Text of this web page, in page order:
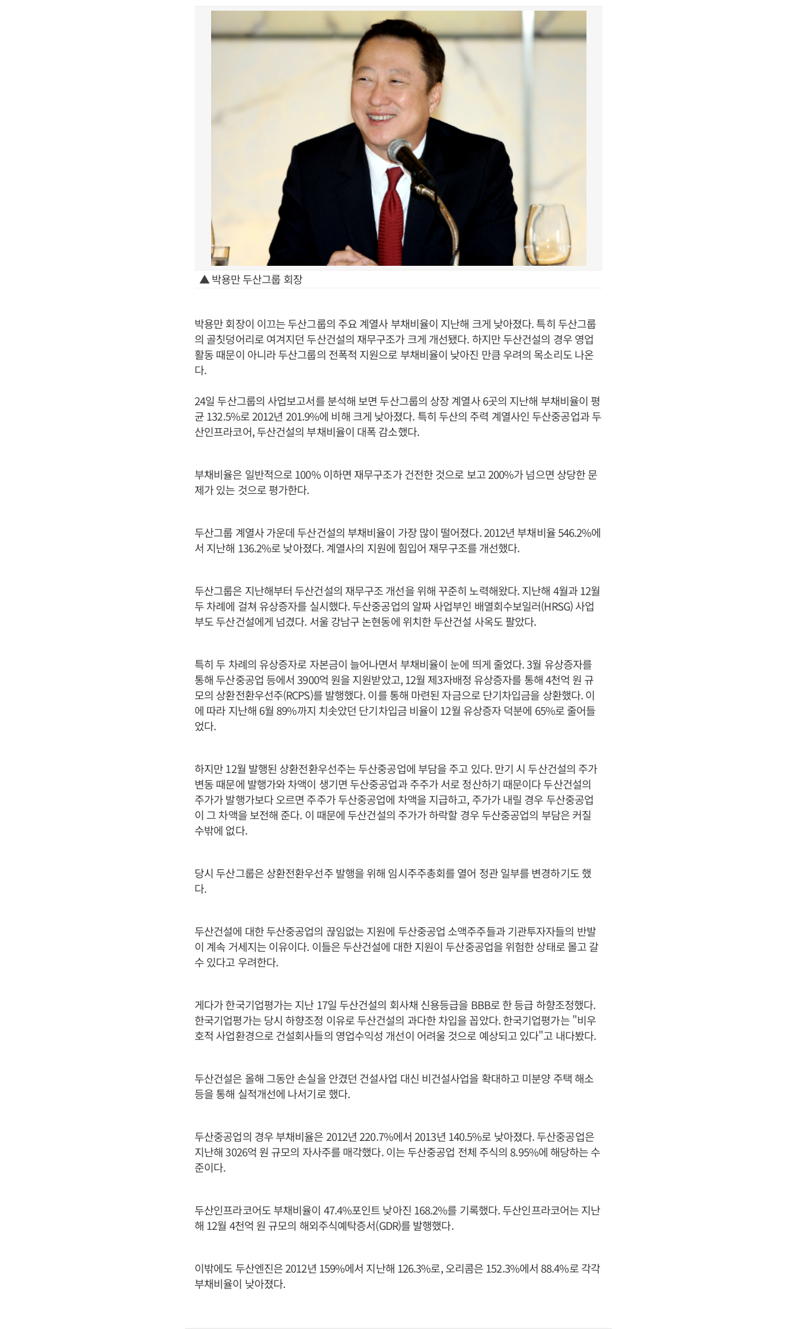
▲ 박용만 두산그룹 회장
박용만 회장이 이끄는 두산그룹의 주요 계열사 부채비율이 지난해 크게 낮아졌다. 특히 두산그룹
의 골칫덩어리로 여겨지던 두산건설의 재무구조가 크게 개선됐다. 하지만 두산건설의 경우 영업
활동 때문이 아니라 두산그룹의 전폭적 지원으로 부채비율이 낮아진 만큼 우려의 목소리도 나온
다.
24일 두산그룹의 사업보고서를 분석해 보면 두산그룹의 상장 계열사 6곳의 지난해 부채비율이 평
균 132.5%로 2012년 201.9%에 비해 크게 낮아졌다. 특히 두산의 주력 계열사인 두산중공업과 두
산인프라코어, 두산건설의 부채비율이 대폭 감소했다.
부채비율은 일반적으로 100% 이하면 재무구조가 건전한 것으로 보고 200%가 넘으면 상당한 문
제가 있는 것으로 평가한다.
두산그룹 계열사 가운데 두산건설의 부채비율이 가장 많이 떨어졌다. 2012년 부채비율 546.2%에
서 지난해 136.2%로 낮아졌다. 계열사의 지원에 힘입어 재무구조를 개선했다.
두산그룹은 지난해부터 두산건설의 재무구조 개선을 위해 꾸준히 노력해왔다. 지난해 4월과 12월
두 차례에 걸쳐 유상증자를 실시했다. 두산중공업의 알짜 사업부인 배열회수보일러(HRSG) 사업
부도 두산건설에게 넘겼다. 서울 강남구 논현동에 위치한 두산건설 사옥도 팔았다.
특히 두 차례의 유상증자로 자본금이 늘어나면서 부채비율이 눈에 띄게 줄었다. 3월 유상증자를
통해 두산중공업 등에서 3900억 원을 지원받았고, 12월 제3자배정 유상증자를 통해 4천억 원 규
모의 상환전환우선주(RCPS)를 발행했다. 이를 통해 마련된 자금으로 단기차입금을 상환했다. 이
에 따라 지난해 6월 89%까지 치솟았던 단기차입금 비율이 12월 유상증자 덕분에 65%로 줄어들
었다.
하지만 12월 발행된 상환전환우선주는 두산중공업에 부담을 주고 있다. 만기 시 두산건설의 주가
변동 때문에 발행가와 차액이 생기면 두산중공업과 주주가 서로 정산하기 때문이다 두산건설의
주가가 발행가보다 오르면 주주가 두산중공업에 차액을 지급하고, 주가가 내릴 경우 두산중공업
이 그 차액을 보전해 준다. 이 때문에 두산건설의 주가가 하락할 경우 두산중공업의 부담은 커질
수밖에 없다.
당시 두산그룹은 상환전환우선주 발행을 위해 임시주주총회를 열어 정관 일부를 변경하기도 했
다.
두산건설에 대한 두산중공업의 끊임없는 지원에 두산중공업 소액주주들과 기관투자자들의 반발
이 계속 거세지는 이유이다. 이들은 두산건설에 대한 지원이 두산중공업을 위험한 상태로 몰고 갈
수 있다고 우려한다.
게다가 한국기업평가는 지난 17일 두산건설의 회사채 신용등급을 BBB로 한 등급 하향조정했다.
한국기업평가는 당시 하향조정 이유로 두산건설의 과다한 차입을 꼽았다. 한국기업평가는 "비우
호적 사업환경으로 건설회사들의 영업수익성 개선이 어려울 것으로 예상되고 있다"고 내다봤다.
두산건설은 올해 그동안 손실을 안겼던 건설사업 대신 비건설사업을 확대하고 미분양 주택 해소
등을 통해 실적개선에 나서기로 했다.
두산중공업의 경우 부채비율은 2012년 220.7%에서 2013년 140.5%로 낮아졌다. 두산중공업은
지난해 3026억 원 규모의 자사주를 매각했다. 이는 두산중공업 전체 주식의 8.95%에 해당하는 수
준이다.
두산인프라코어도 부채비율이 47.4%포인트 낮아진 168.2%를 기록했다. 두산인프라코어는 지난
해 12월 4천억 원 규모의 해외주식예탁증서(GDR)를 발행했다.
이밖에도 두산엔진은 2012년 159%에서 지난해 126.3%로, 오리콤은 152.3%에서 88.4%로 각각
부채비율이 낮아졌다.